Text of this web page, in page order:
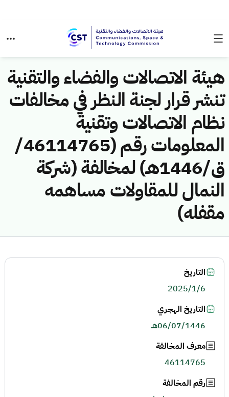
هيئة الاتصالات والفضاء والتقنية
تنشر قرار لجنة النظر في مخالفات
نظام الاتصالات وتقنية
المعلومات رقم (46114765/
ق/1446هـ) لمخالفة (شركة
النمال للمقاولات مساهمه
مقفله)
التاريخ
2025/1/6
التاريخ الهجري
06/07/1446هـ
معرف المخالفة
46114765
رقم المخالفة